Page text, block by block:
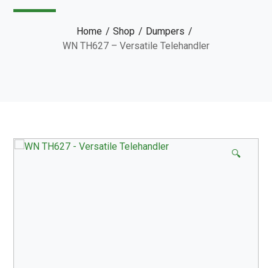
Home Shop
Dumpers
WN TH627 – Versatile Telehandler
🔍